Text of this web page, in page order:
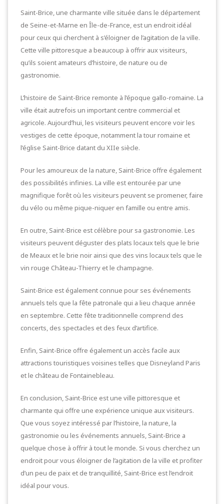
Saint-Brice, une charmante ville située dans le département
de Seine-et-Marne en Île-de-France, est un endroit idéal
pour ceux qui cherchent à s’éloigner de l’agitation de la ville.
Cette ville pittoresque a beaucoup à offrir aux visiteurs,
qu’ils soient amateurs d’histoire, de nature ou de
gastronomie.
L’histoire de Saint-Brice remonte à l’époque gallo-romaine. La
ville était autrefois un important centre commercial et
agricole. Aujourd’hui, les visiteurs peuvent encore voir les
vestiges de cette époque, notamment la tour romaine et
l’église Saint-Brice datant du XIIe siècle.
Pour les amoureux de la nature, Saint-Brice offre également
des possibilités infinies. La ville est entourée par une
magnifique forêt où les visiteurs peuvent se promener, faire
du vélo ou même pique-niquer en famille ou entre amis.
En outre, Saint-Brice est célèbre pour sa gastronomie. Les
visiteurs peuvent déguster des plats locaux tels que le brie
de Meaux et le brie noir ainsi que des vins locaux tels que le
vin rouge Château-Thierry et le champagne.
Saint-Brice est également connue pour ses événements
annuels tels que la fête patronale qui a lieu chaque année
en septembre. Cette fête traditionnelle comprend des
concerts, des spectacles et des feux d’artifice.
Enfin, Saint-Brice offre également un accès facile aux
attractions touristiques voisines telles que Disneyland Paris
et le château de Fontainebleau.
En conclusion, Saint-Brice est une ville pittoresque et
charmante qui offre une expérience unique aux visiteurs.
Que vous soyez intéressé par l’histoire, la nature, la
gastronomie ou les événements annuels, Saint-Brice a
quelque chose à offrir à tout le monde. Si vous cherchez un
endroit pour vous éloigner de l’agitation de la ville et profiter
d’un peu de paix et de tranquillité, Saint-Brice est l’endroit
idéal pour vous.